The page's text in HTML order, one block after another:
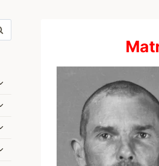
fermer
fermer
fermer
fermer